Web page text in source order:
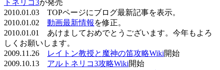
トネリコ3が発売
2010.01.03 TOPページにブログ最新記事を表示。
2010.01.02 動画最新情報 を修正。
2010.01.01 あけましておめでとうございます。今年もよろ
しくお願いします。
2009.11.26
レイトン教授と魔神の笛攻略Wiki開始
2009.10.13 アルトネリコ3攻略Wiki開始